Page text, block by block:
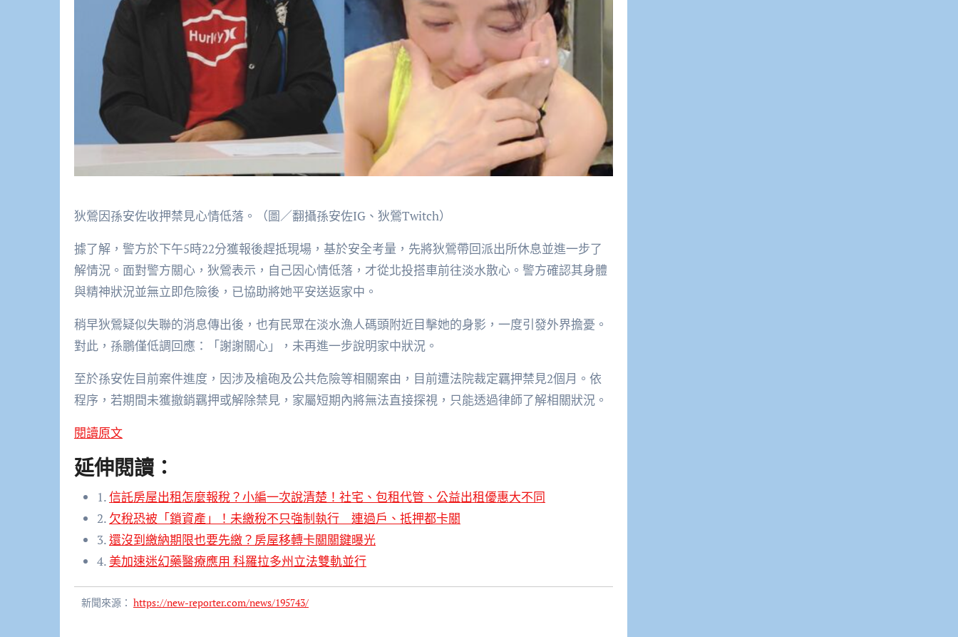
狄鶯因孫安佐收押禁見心情低落。（圖／翻攝孫安佐IG、狄鶯Twitch）
據了解，警方於下午5時22分獲報後趕抵現場，基於安全考量，先將狄鶯帶回派出所休息並進一步了
解情況。面對警方關心，狄鶯表示，自己因心情低落，才從北投搭車前往淡水散心。警方確認其身體
與精神狀況並無立即危險後，已協助將她平安送返家中。
稍早狄鶯疑似失聯的消息傳出後，也有民眾在淡水漁人碼頭附近目擊她的身影，一度引發外界擔憂。
對此，孫鵬僅低調回應：「謝謝關心」，未再進一步說明家中狀況。
至於孫安佐目前案件進度，因涉及槍砲及公共危險等相關案由，目前遭法院裁定羈押禁見2個月。依
程序，若期間未獲撤銷羈押或解除禁見，家屬短期內將無法直接探視，只能透過律師了解相關狀況。
閱讀原文
延伸閱讀：
1.信託房屋出租怎麼報稅？小編一次說清楚！社宅、包租代管、公益出租優惠大不同
2. 欠稅恐被「鎖資產」！未繳稅不只強制執行 連過戶、抵押都卡關
3.還沒到繳納期限也要先繳？房屋移轉卡關關鍵曝光
4. 美加速迷幻藥醫療應用 科羅拉多州立法雙軌並行
新聞來源： https://new-reporter.com/news/195743/